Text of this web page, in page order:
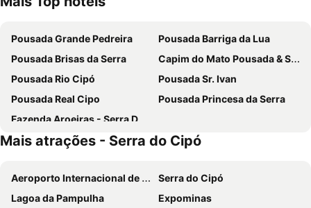
Pousada Grande Pedreira
Pousada Barriga da Lua
Pousada Brisas da Serra
Capim do Mato Pousada & Spa by L'Occitane
Pousada Rio Cipó
Pousada Sr. Ivan
Pousada Real Cipo
Pousada Princesa da Serra
Fazenda Aroeiras - Serra Do Cipo
Mais atrações - Serra do Cipó
Aeroporto Internacional de Belo Horizonte-Confins
Serra do Cipó
Lagoa da Pampulha
Expominas